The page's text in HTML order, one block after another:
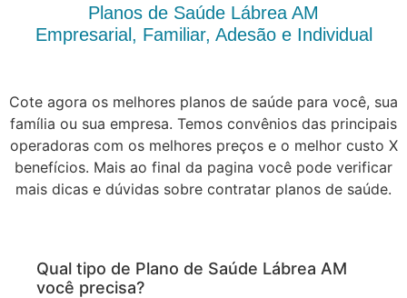
Planos de Saúde Lábrea AM
Empresarial, Familiar, Adesão e Individual
Cote agora os melhores planos de saúde para você, sua
família ou sua empresa. Temos convênios das principais
operadoras com os melhores preços e o melhor custo X
benefícios. Mais ao final da pagina você pode verificar
mais dicas e dúvidas sobre contratar planos de saúde.
Qual tipo de Plano de Saúde Lábrea AM
você precisa?